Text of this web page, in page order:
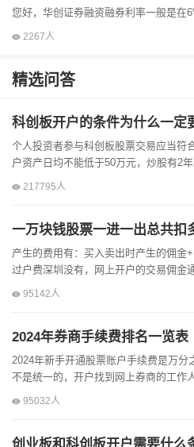
2267人
精选问答
科创板开户的条件为什么一定
个人投资者参与科创板股票交易应当符
户资产日均不能低于50万元，炒股有2
左右的，低佣金是需要网上客户经理依
217795人
一万块钱股票一进一出总共扣
产生的费用有：买入卖出时产生的佣金
过户费深圳没有，网上开户的交易佣金
同，佣金政策也存在一定的差异。开户
95142人
2024年券商手续费排名一览表
2024年新手开通股票账户手续费是万
不是统一的，开户找到网上券商的工作
线上的工作人员拥有降低交易手续费的
95032人